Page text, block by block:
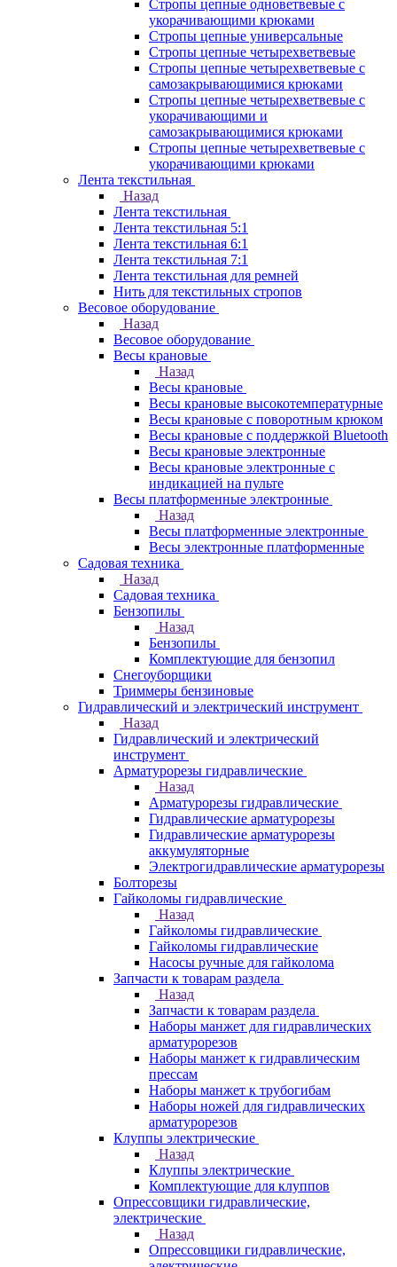
Стропы цепные одноветвевые с
укорачивающими крюками
Стропы цепные универсальные
Стропы цепные четырехветвевые
Стропы цепные четырехветвевые с
самозакрывающимися крюками
Стропы цепные четырехветвевые с
укорачивающими и
самозакрывающимися крюками
Стропы цепные четырехветвевые с
укорачивающими крюками
Лента текстильная
Назад
Лента текстильная
Лента текстильная 5:1
Лента текстильная 6:1
Лента текстильная 7:1
Лента текстильная для ремней
Нить для текстильных стропов
Весовое оборудование
Назад
Весовое оборудование
Весы крановые
Назад
Весы крановые
Весы крановые высокотемпературные
Весы крановые с поворотным крюком
Весы крановые с поддержкой Bluetooth
Весы крановые электронные
Весы крановые электронные с
индикацией на пульте
Весы платформенные электронные
Назад
Весы платформенные электронные
Весы электронные платформенные
Садовая техника
Назад
Садовая техника
Бензопилы
Назад
Бензопилы
Комплектующие для бензопил
Снегоуборщики
Триммеры бензиновые
Гидравлический и электрический инструмент
Назад
Гидравлический и электрический
инструмент
Арматурорезы гидравлические
Назад
Арматурорезы гидравлические
Гидравлические арматурорезы
Гидравлические арматурорезы
аккумуляторные
Электрогидравлические арматурорезы
Болторезы
Гайколомы гидравлические
Назад
Гайколомы гидравлические
Гайколомы гидравлические
Насосы ручные для гайколома
Запчасти к товарам раздела
Назад
Запчасти к товарам раздела
Наборы манжет для гидравлических
арматурорезов
Наборы манжет к гидравлическим
прессам
Наборы манжет к трубогибам
Наборы ножей для гидравлических
арматурорезов
Клуппы электрические
Назад
Клуппы электрические
Комплектующие для клуппов
Опрессовщики гидравлические,
электрические
Назад
Опрессовщики гидравлические,